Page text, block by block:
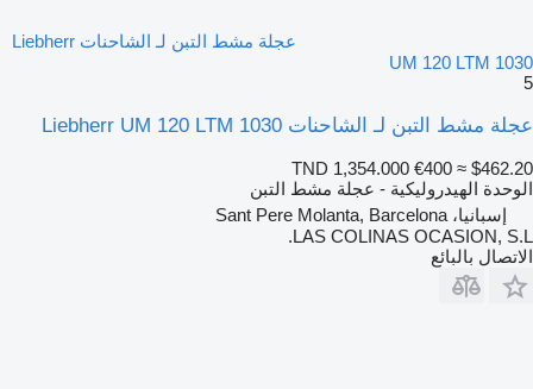
عجلة مشط التبن لـ الشاحنات Liebherr
UM 120 LTM 1030
5
عجلة مشط التبن لـ الشاحنات Liebherr UM 120 LTM 1030
TND 1,354.000 €400 ≈ $462.20
الوحدة الهيدروليكية - عجلة مشط التبن
إسبانيا، Sant Pere Molanta, Barcelona
LAS COLINAS OCASION, S.L.
الاتصال بالبائع